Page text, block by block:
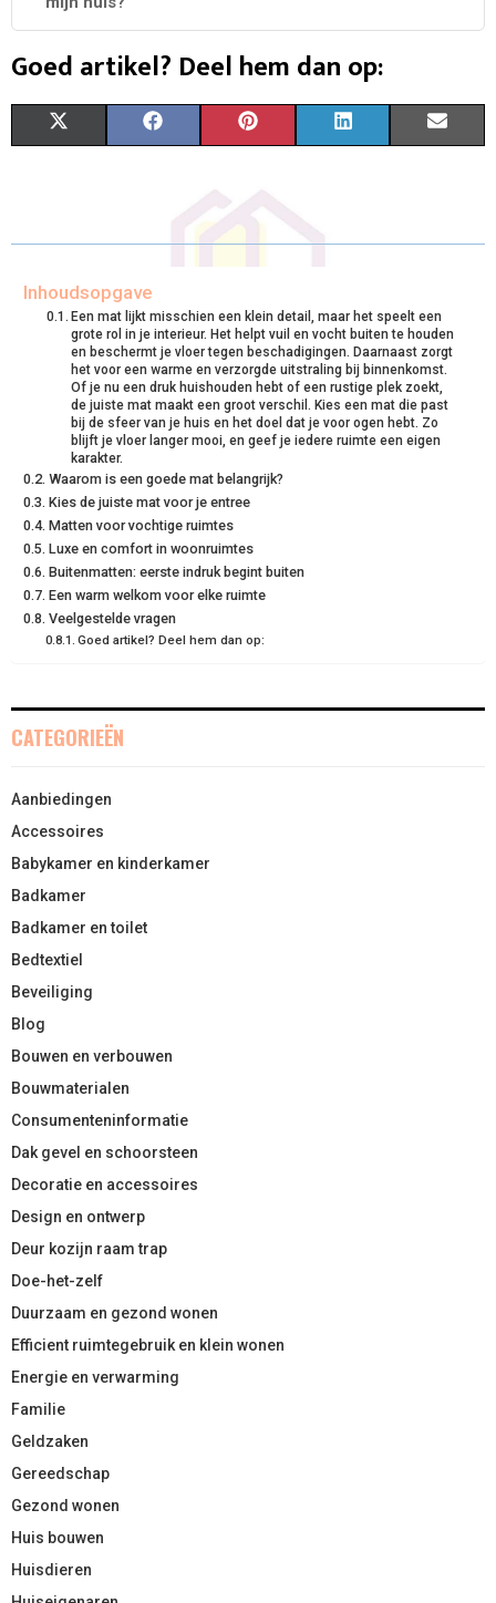
Goed artikel? Deel hem dan op:
R
E
O
N
W
I
T
T
E
R
)
R
O
N
E
O
O
K
R
O
N
T
R
E
S
T
R
O
N
K
D
I
N
R
I
Inhoudsopgave
Een mat lijkt misschien een klein detail, maar het speelt een
grote rol in je interieur. Het helpt vuil en vocht buiten te houden
en beschermt je vloer tegen beschadigingen. Daarnaast zorgt
het voor een warme en verzorgde uitstraling bij binnenkomst.
Of je nu een druk huishouden hebt of een rustige plek zoekt,
de juiste mat maakt een groot verschil. Kies een mat die past
bij de sfeer van je huis en het doel dat je voor ogen hebt. Zo
blijft je vloer langer mooi, en geef je iedere ruimte een eigen
karakter.
Waarom is een goede mat belangrijk?
Kies de juiste mat voor je entree
Matten voor vochtige ruimtes
Luxe en comfort in woonruimtes
Buitenmatten: eerste indruk begint buiten
Een warm welkom voor elke ruimte
Veelgestelde vragen
Goed artikel? Deel hem dan op:
CATEGORIEËN
Aanbiedingen
Accessoires
Babykamer en kinderkamer
Badkamer
Badkamer en toilet
Bedtextiel
Beveiliging
Blog
Bouwen en verbouwen
Bouwmaterialen
Consumenteninformatie
Dak gevel en schoorsteen
Decoratie en accessoires
Design en ontwerp
Deur kozijn raam trap
Doe-het-zelf
Duurzaam en gezond wonen
Efficient ruimtegebruik en klein wonen
Energie en verwarming
Familie
Geldzaken
Gereedschap
Gezond wonen
Huis bouwen
Huisdieren